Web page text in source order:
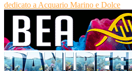
dedicato a Acquario Marino e Dolce